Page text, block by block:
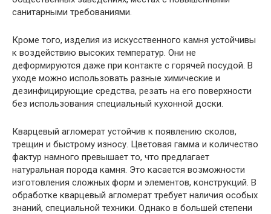
санитарными требованиями.
Кроме того, изделия из искусственного камня устойчивы
к воздействию высоких температур. Они не
деформируются даже при контакте с горячей посудой. В
уходе можно использовать разные химические и
дезинфицирующие средства, резать на его поверхности
без использования специальный кухонной доски.
Кварцевый агломерат устойчив к появлению сколов,
трещин и быстрому износу. Цветовая гамма и количество
фактур намного превышает то, что предлагает
натуральная порода камня. Это касается возможности
изготовления сложных форм и элементов, конструкций. В
обработке кварцевый агломерат требует наличия особых
знаний, специальной техники. Однако в большей степени